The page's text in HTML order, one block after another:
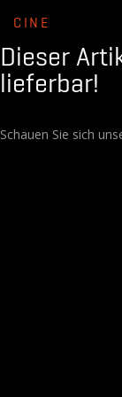
CINE
Dieser
lieferbar!
Schauen Sie sich